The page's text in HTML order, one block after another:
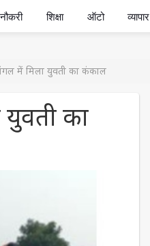
नौकरी शिक्षा ऑटो व्यापार
में मिला युवती का कंकाल
युवती का